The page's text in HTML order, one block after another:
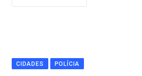
CIDADES POLÍCIA